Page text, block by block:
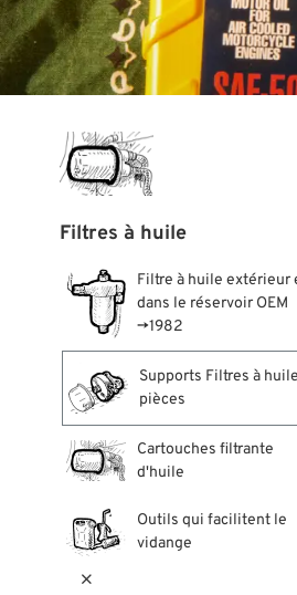
Filtres à huile
Filtre à huile extérieur
dans le réservoir OEM
→1982
Supports Filtres à
pièces
Cartouches filtrante
d'huile
Outils qui facilitent le
vidange
